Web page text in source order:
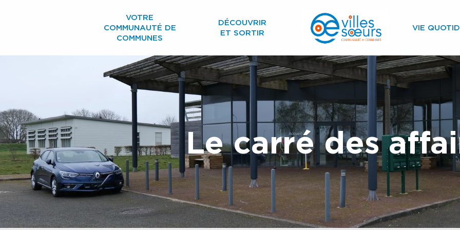
VOTRE
COMMUNAUTÉ DE
COMMUNES
DÉCOUVRIR
ET SORTIR
VIE
Le carré des